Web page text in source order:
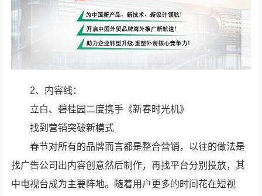
2、内容线：
立白、碧桂园二度携手《新春时光机》
找到营销突破新模式
春节对所有的品牌而言都是整合营销，以往的做法是
找广告公司出内容创意然后制作，再找平台分别投放，其
中电视台成为主要阵地。随着用户更多的时间花在短视